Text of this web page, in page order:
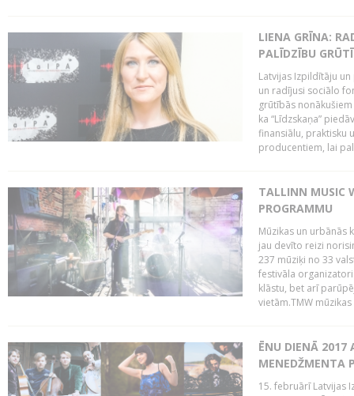
LIENA GRĪNA:
PALĪDZĪBU
Latvijas Izpildītāju
un radījusi sociālo
grūtībās
ka “Līdzskaņa”
finansiālu, praktisku
producentiem, lai
TALLINN MUSIC
PROGRAMMU
Mūzikas un urbānās
jau devīto reizi
237 mūziķi no 33
festivāla
klāstu, bet arī
vietām.TMW
ĒNU DIENĀ 2017
MENEDŽMENTA
15. februārī Latvijas